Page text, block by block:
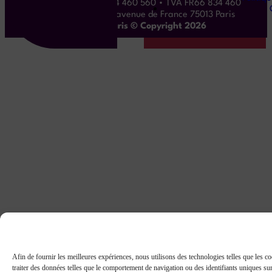
Afin de fournir les meilleures expériences, nous utilisons des technologies telles que les
traiter des données telles que le comportement de navigation ou des identifiants uniques
Maverick • SIREN 834 460 560 • TVA FR66 834 460
560 • WeWork, 198 avenue de France 75013 Paris
Maverick.Paris © Copyright 2026